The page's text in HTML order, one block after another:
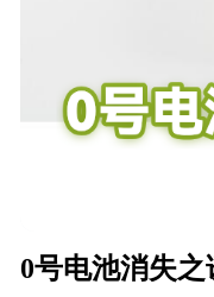
0号电池消失之